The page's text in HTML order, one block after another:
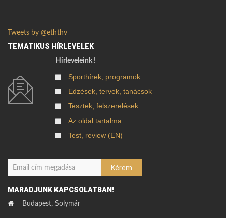
Tweets by @eththv
TEMATIKUS HÍRLEVELEK
Hírleveleink !
Sporthírek, programok
Edzések, tervek, tanácsok
Tesztek, felszerelések
Az oldal tartalma
Test, review (EN)
MARADJUNK KAPCSOLATBAN!
Budapest, Solymár